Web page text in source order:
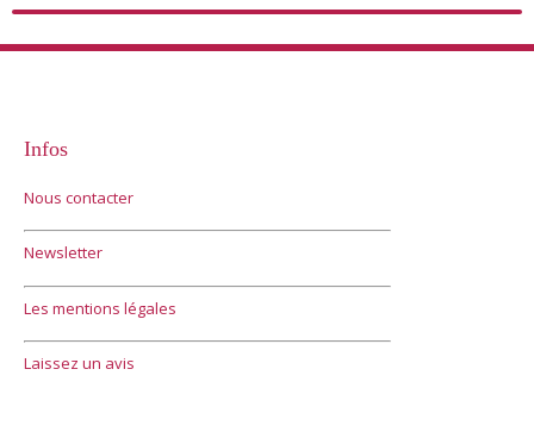
Infos
Nous contacter
Newsletter
Les mentions légales
Laissez un avis